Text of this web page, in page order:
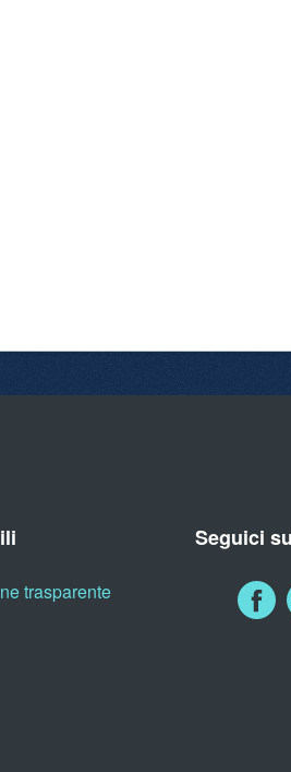
trasparente
Seguici su